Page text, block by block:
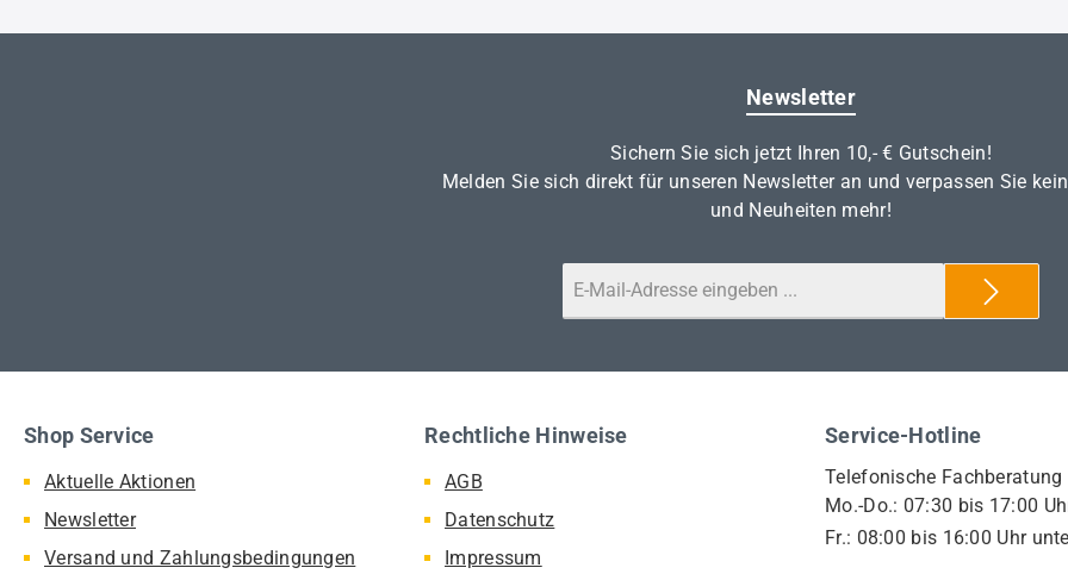
Newsletter
Sichern Sie sich jetzt Ihren 10,- € Gutschein!
Melden Sie sich direkt für unseren Newsletter an und verpassen Sie
und Neuheiten mehr!
Service-Hotline
Telefonische Fachberatung
Mo.-Do.: 07:30 bis 17:00
Fr.: 08:00 bis 16:00 Uhr
Shop Service
Aktuelle Aktionen
Newsletter
Versand und Zahlungsbedingungen
Rechtliche Hinweise
AGB
Datenschutz
Impressum